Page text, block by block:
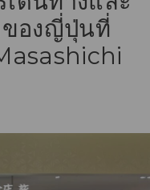
ของญี่ปุ่นที่